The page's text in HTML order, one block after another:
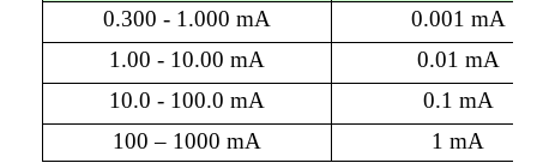
0.300 - 1.000 mA
0.001 mA
1.00 - 10.00 mA
0.01 mA
10.0 - 100.0 mA
0.1 mA
100 – 1000 mA
1 mA